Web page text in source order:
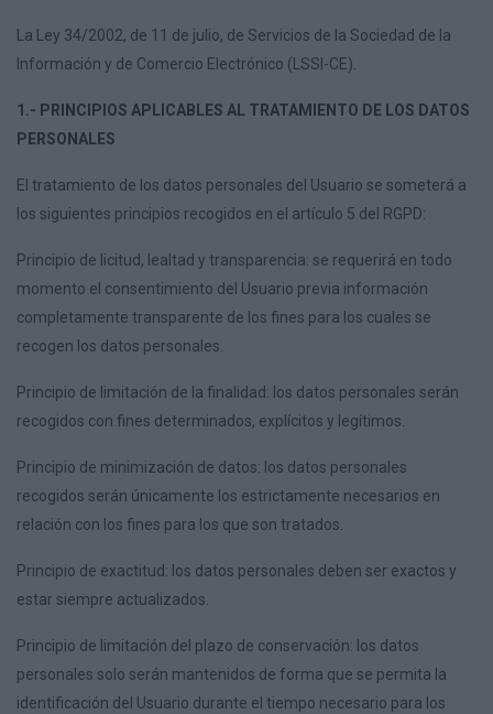
La Ley 34/2002, de 11 de julio, de Servicios de la Sociedad de la
Información y de Comercio Electrónico (LSSI-CE).
1.- PRINCIPIOS APLICABLES AL TRATAMIENTO DE LOS DATOS
PERSONALES
El tratamiento de los datos personales del Usuario se someterá a
los siguientes principios recogidos en el artículo 5 del RGPD:
Principio de licitud, lealtad y transparencia: se requerirá en todo
momento el consentimiento del Usuario previa información
completamente transparente de los fines para los cuales se
recogen los datos personales.
Principio de limitación de la finalidad: los datos personales serán
recogidos con fines determinados, explícitos y legítimos.
Principio de minimización de datos: los datos personales
recogidos serán únicamente los estrictamente necesarios en
relación con los fines para los que son tratados.
Principio de exactitud: los datos personales deben ser exactos y
estar siempre actualizados.
Principio de limitación del plazo de conservación: los datos
personales solo serán mantenidos de forma que se permita la
identificación del Usuario durante el tiempo necesario para los